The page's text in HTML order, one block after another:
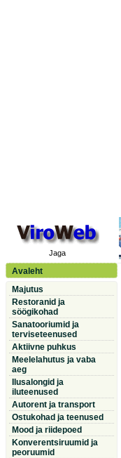
Jaga
Avaleht
Majutus
Restoranid ja
söögikohad
Sanatooriumid ja
terviseteenused
Aktiivne puhkus
Meelelahutus ja vaba
aeg
Ilusalongid ja
iluteenused
Autorent ja transport
Ostukohad ja teenused
Mood ja riidepoed
Konverentsiruumid ja
peoruumid